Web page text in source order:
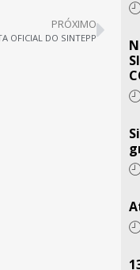
PRÓXIMO
OFICIAL DO SINTEPP